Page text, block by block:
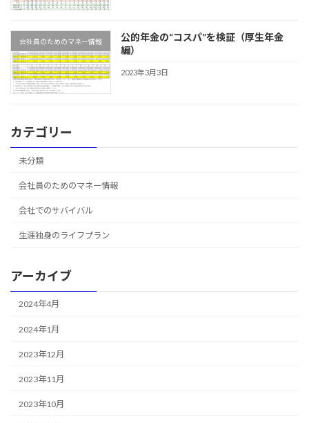
会社員のためのマネー情報
公的年金の“コスパ”を検証（厚生年金
編）
2023年3月3日
カテゴリー
未分類
会社員のためのマネー情報
会社でのサバイバル
生涯独身のライフプラン
アーカイブ
2024年4月
2024年1月
2023年12月
2023年11月
2023年10月